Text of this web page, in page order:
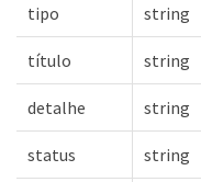
tipo string
título string
detalhe string
status string